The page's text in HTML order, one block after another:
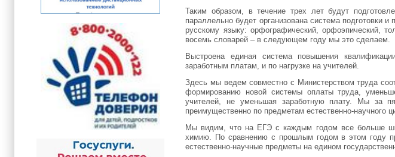
Таким образом, в течение трех лет будут
параллельно будет организована система подготовки
русскому языку: орфографический, орфоэпический,
восемь словарей – в следующем году мы это сделаем.
Выстроена единая система повышения
заработным платам, и по нагрузке на учителей.
Здесь мы ведем совместно с Министерством труда
формированию новой системы оплаты труда,
учителей, не уменьшая заработную плату. Мы за
преимущественно по предметам естественно-научного
Мы видим, что на ЕГЭ с каждым годом все больше
химию. По сравнению с прошлым годом в этом году
естественно-научные предметы на едином